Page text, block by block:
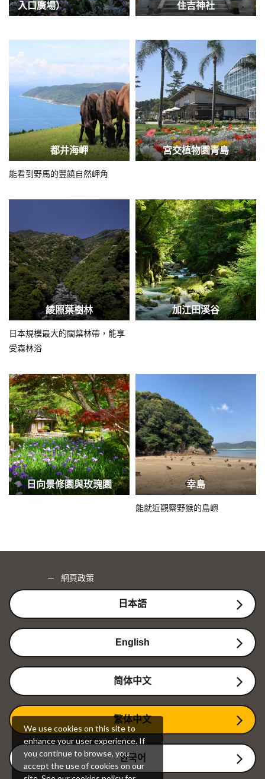
入口廣場）
住吉神社
都井海岬
能看到野馬的豐饒自然岬角
宮交植物園青島
綾照葉樹林
日本規模最大的闊葉林帶，能享
受森林浴
加江田溪谷
日向景修園與玫瑰園 幸島
能就近觀察野猴的島嶼
網頁政策
日本語
English
简体中文
繁体中文
한국어
We use cookies on this site to
enhance your user experience. If
you continue to browse, you
accept the use of cookies on our